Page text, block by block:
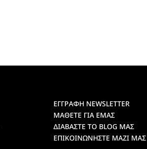
ΕΓΓΡΑΦΗ NEWSLETTER
ΜΑΘΕΤΕ ΓΙΑ ΕΜΑΣ
ΔΙΑΒΑΣΤΕ ΤΟ BLOG ΜΑΣ
ΕΠΙΚΟΙΝΩΝΗΣΤΕ ΜΑΖΙ ΜΑΣ